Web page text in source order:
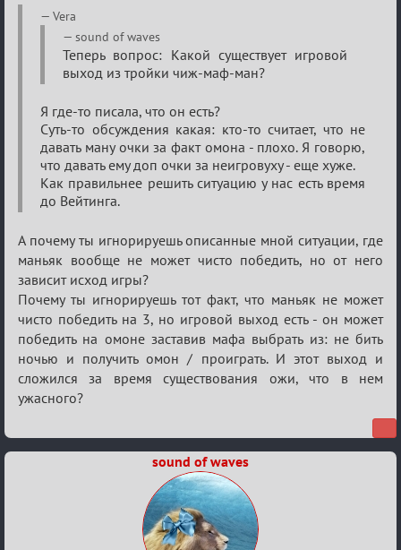
Re:
Семейный
кубок
Vera
sound of waves
Теперь вопрос: Какой существует игровой
выход из тройки чиж-маф-ман?
Я где-то писала, что он есть?
Суть-то обсуждения какая: кто-то считает, что не
давать ману очки за факт омона - плохо. Я говорю,
что давать ему доп очки за неигровуху - еще хуже.
Как правильнее решить ситуацию у нас есть время
до Вейтинга.
А почему ты игнорируешь описанные мной ситуации, где
маньяк вообще не может чисто победить, но от него
зависит исход игры?
Почему ты игнорируешь тот факт, что маньяк не может
чисто победить на 3, но игровой выход есть - он может
победить на омоне заставив мафа выбрать из: не бить
ночью и получить омон / проиграть. И этот выход и
сложился за время существования ожи, что в нем
ужасного?
sound of waves